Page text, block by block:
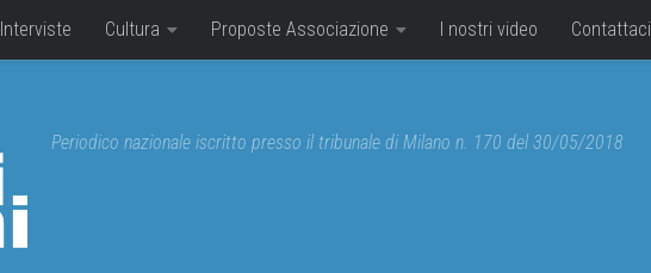
Interviste Cultura Proposte Associazione I nostri video Contattaci
Periodico nazionale iscritto presso il tribunale di Milano n. 170 del 30/05/2018